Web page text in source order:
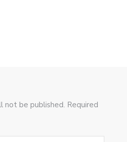
not be published. Required